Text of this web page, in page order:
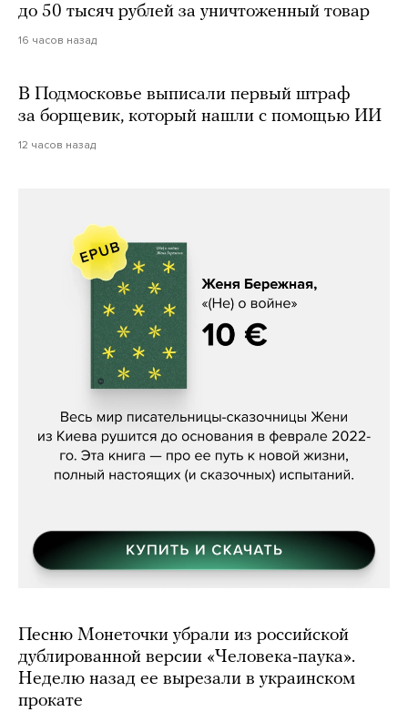
до 50 тысяч рублей за уничтоженный товар
16 часов назад
В Подмосковье выписали первый штраф
за борщевик, который нашли с помощью ИИ
12 часов назад
Женя Бережная, «(Не) о войне»
Песню Монеточки убрали из российской
дублированной версии «Человека-паука».
Неделю назад ее вырезали в украинском
прокате